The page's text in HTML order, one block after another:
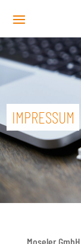
IMPRESSUM